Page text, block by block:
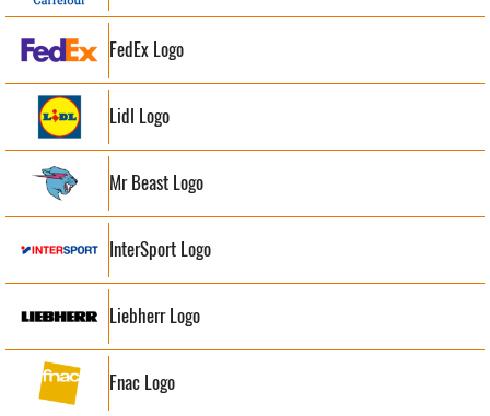
FedEx Logo
Lidl Logo
Mr Beast Logo
InterSport Logo
Liebherr Logo
Fnac Logo